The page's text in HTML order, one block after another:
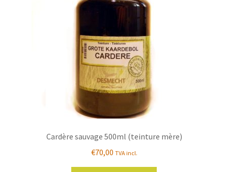
Cardère sauvage 500ml (teinture mère)
€70,00 TVA incl.